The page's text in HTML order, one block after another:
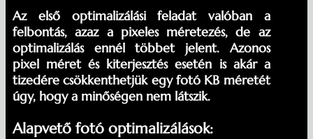
Az első optimalizálási feladat valóban a
felbontás, azaz a pixeles méretezés, de az
optimalizálás ennél többet jelent. Azonos
pixel méret és kiterjesztés esetén is akár a
tizedére csökkenthetjük egy fotó KB méretét
úgy, hogy a minőségen nem látszik.
Alapvető fotó optimalizálások: